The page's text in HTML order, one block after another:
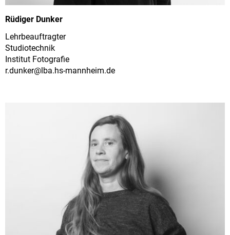
Rüdiger Dunker
Lehrbeauftragter
Studiotechnik
Institut Fotografie
r.dunker@lba.hs-mannheim.de